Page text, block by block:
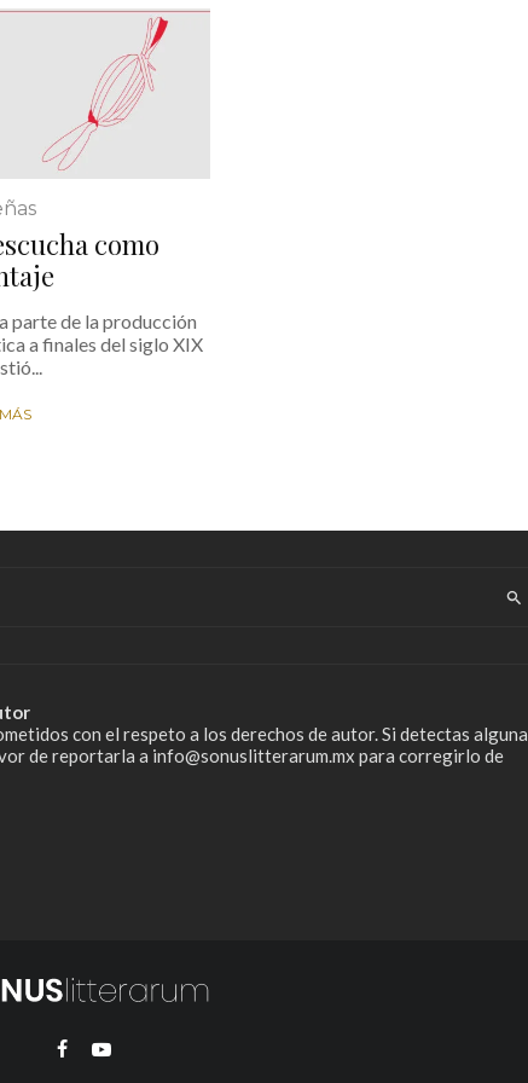
como
parte de la producción
a finales del siglo XIX
con el respeto a los derechos de autor. Si detectas alguna
de reportarla a info@sonuslitterarum.mx para corregirlo de